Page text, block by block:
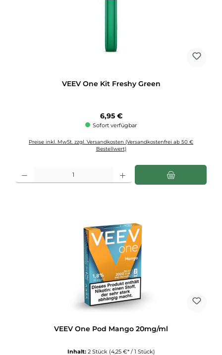
VEEV One Kit Freshy Green
Regulärer Preis:
6,95 €
Sofort verfügbar
Preise inkl. MwSt. zzgl. Versandkosten (Versandkostenfrei ab 50 €
Bestellwert)
VEEV One Pod Mango 20mg/ml
Inhalt: 2 Stück (4,25 €* / 1 Stück)